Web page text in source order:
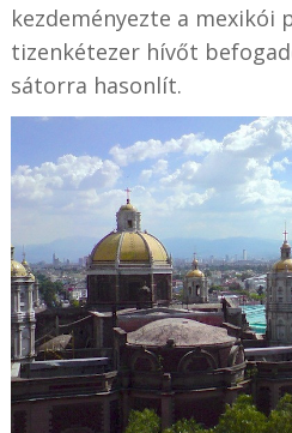
kezdeményezte a mexikói
tizenkétezer hívőt
sátorra hasonlít.